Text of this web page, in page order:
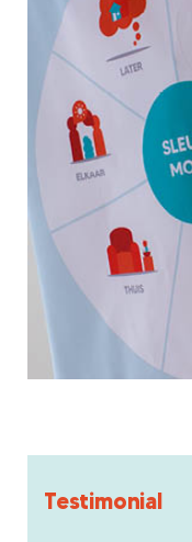
Testimonial